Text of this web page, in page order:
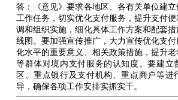
答：《意见》要求各地区、各有关单位建
工作任务，切实优化支付服务，提升支付
调和组织实施，细化具体工作方案和配套
线图。要加强宣传推广，大力宣传优化支
化水平的重要意义、相关政策措施，提升
等群体对境内支付服务的认知度。要建立
区、重点银行及支付机构、重点商户等进
导，确保各项工作安排实抓实干。